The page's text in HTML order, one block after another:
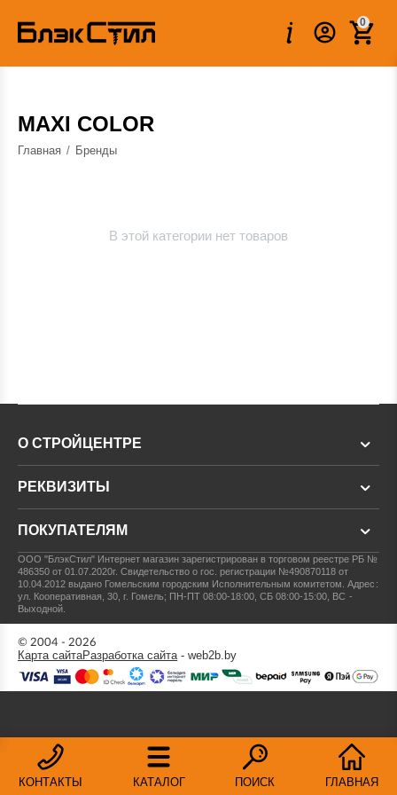
0
MAXI COLOR
Главная / Бренды
В этой категории нет товаров
КОНТАКТЫ КАТАЛОГ ПОИСК ГЛАВНАЯ
О СТРОЙЦЕНТРЕ
РЕКВИЗИТЫ
ПОКУПАТЕЛЯМ
ООО "БлэкСтил" Интернет магазин зарегистрирован в торговом реестре РБ №
486350 от 01.07.2020г.Свидетельство о гос. регистрации №490870118 от
10.04.2012 выдано Гомельским городским Исполнительным комитетом.Адрес:
ул. Кооперативная, 30, г. Гомель; ПН-ПТ 08:00-18:00, СБ 08:00-15:00, ВС -
Выходной.
© 2004 - 2026
Карта сайтаРазработка сайта- web2b.by